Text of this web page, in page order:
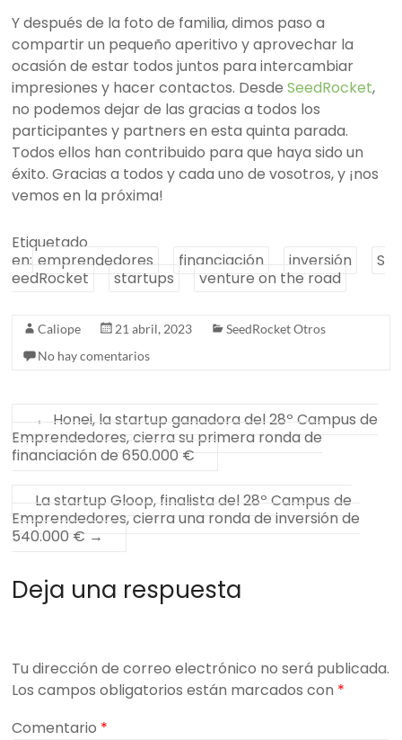
Y después de la foto de familia, dimos paso a
compartir un pequeño aperitivo y aprovechar la
ocasión de estar todos juntos para intercambiar
impresiones y hacer contactos. DesdeSeedRocket,
no podemos dejar de las gracias a todos los
participantes y partners en esta quinta parada.
Todos ellos han contribuido para que haya sido un
éxito. Gracias a todos y cada uno de vosotros, y ¡nos
vemos en la próxima!
Etiquetado
en: emprendedores financiación inversión
S
eedRocket
startups venture on the road
Caliope 21 abril, 2023
SeedRocket Otros
No hay comentarios
←
Honei, la startup ganadora del 28º Campus de
Emprendedores, cierra su primera ronda de
financiación de 650.000 €
La startup Gloop, finalista del 28º Campus de
Emprendedores, cierra una ronda de inversión de
540.000 € →
Deja una respuesta
Tu dirección de correo electrónico no será publicada.
Los campos obligatorios están marcados con *
Comentario *